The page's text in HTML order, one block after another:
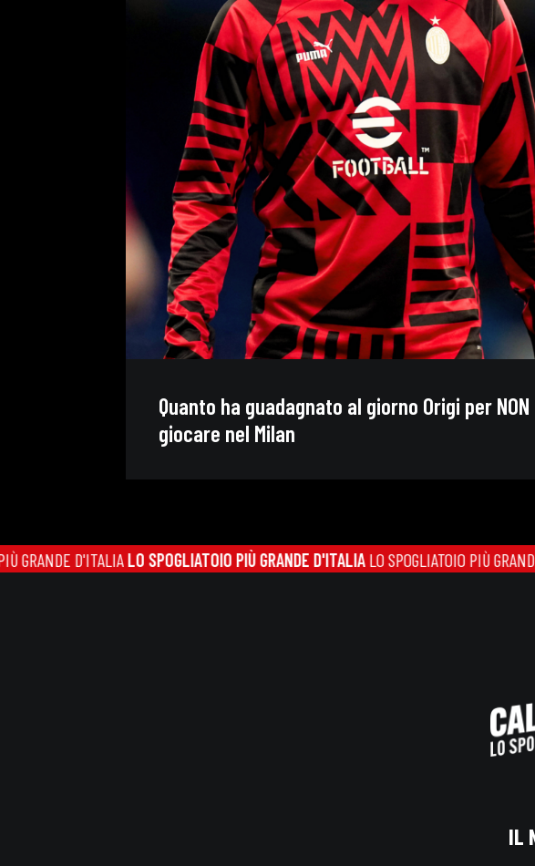
Quanto ha guadagnato al giorno Origi per NON
giocare nel Milan
D'ITALIALO SPOGLIATOIO PIÙ GRANDE D'ITALIALO SPOGLIATOIO PIÙ GRANDE
IL